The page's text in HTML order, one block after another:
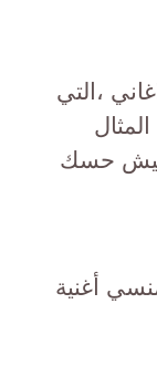
،التي
حسك
أغنية